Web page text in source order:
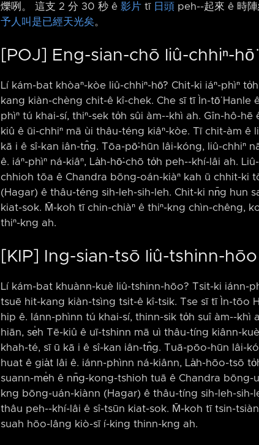
爍咧。 這支 2 分 30 秒 ê 影片 tī 日頭 peh-⁠-起來 ê 時
予人叫是已經天光矣。
[POJ] Eng-sian-chō liû-chhiⁿ-hō͘
Lí kám-bat khòaⁿ-kòe liû-chhiⁿ-hō͘? Chit-ki iáⁿ-phìⁿ
kang kiàn-chèng chit-ê kî-chek. Che sī tī Ìn-tō͘ Hanle
phìⁿ tú khai-sí, thiⁿ-sek to̍h sûi àm-⁠-khì ah. Gîn-hô-
kiû ê ūi-chhiⁿ mā ùi thâu-téng kiâⁿ-kòe. Tī chit-àm
kā i ê sî-kan iân-tn̂g. Tōa-pō͘-hūn lâi-kóng, liû-chhiⁿ
ê. iáⁿ-phìⁿ ná-kiâⁿ, La̍h-hō͘-chō to̍h peh-⁠-khí-lâi ah.
chhioh tōa ê Chandra bōng-oán-kiàⁿ kah ū chhit-ki
(Hagar) ê thâu-téng sih-leh-sih-leh. Chit-ki nn̄g hun
kiat-sok. M̄-koh tī chin-chiàⁿ ê thiⁿ-kng chìn-chêng,
thiⁿ-kng ah.
[KIP] Ing-sian-tsō liû-tshinn-
Lí kám-bat khuànn-kuè liû-tshinn-hōo? Tsit-ki iánn-
tsuē hit-kang kiàn-tsìng tsit-ê kî-tsik. Tse sī tī Ìn-tōo
hip ê. Iánn-phìnn tú khai-sí, thinn-sik to̍h suî àm-⁠-
hiān, se̍h Tē-kiû ê uī-tshinn mā uì thâu-tíng kiânn-
khah-té, sī ū kā i ê sî-kan iân-tn̂g. Tuā-pōo-hūn lâi-
huat ê gia̍t lâi ê. iánn-phìnn ná-kiânn, La̍h-hōo-tsō
suann-me̍h ê nn̄g-kong-tshioh tuā ê Chandra
kng bōng-uán-kiànn (Hagar) ê thâu-tíng sih-leh-
thâu peh-⁠-khí-lâi ê sî-tsūn kiat-sok. M̄-koh tī tsin-
suah hōo-lâng kiò-sī í-king thinn-kng ah.